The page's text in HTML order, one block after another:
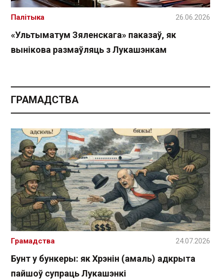
«Ультыматум Зяленскага» паказаў, як
вынікова размаўляць з Лукашэнкам
Палітыка 26.06.2026
ГРАМАДСТВА
Бунт у бункеры: як Хрэнін (амаль) адкрыта
пайшоў супраць Лукашэнкі
Грамадства 24.07.2026